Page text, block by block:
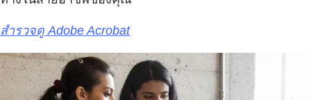
สำรวจดู Adobe Acrobat